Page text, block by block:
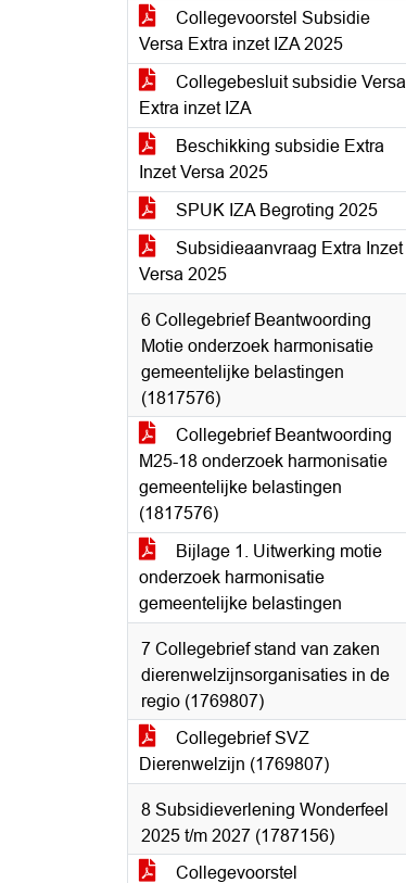
Collegevoorstel Subsidie
Versa Extra inzet IZA 2025
Collegebesluit subsidie Versa
Extra inzet IZA
Beschikking subsidie Extra
Inzet Versa 2025
SPUK IZA Begroting 2025
Subsidieaanvraag Extra Inzet
Versa 2025
6 Collegebrief Beantwoording
Motie onderzoek harmonisatie
gemeentelijke belastingen
(1817576)
Collegebrief Beantwoording
M25-18 onderzoek harmonisatie
gemeentelijke belastingen
(1817576)
Bijlage 1. Uitwerking motie
onderzoek harmonisatie
gemeentelijke belastingen
7 Collegebrief stand van zaken
dierenwelzijnsorganisaties in de
regio (1769807)
Collegebrief SVZ
Dierenwelzijn (1769807)
8 Subsidieverlening Wonderfeel
2025 t/m 2027 (1787156)
Collegevoorstel